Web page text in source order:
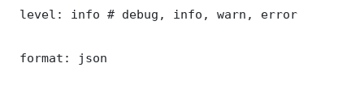
level: info # debug, info, warn, error
format: json